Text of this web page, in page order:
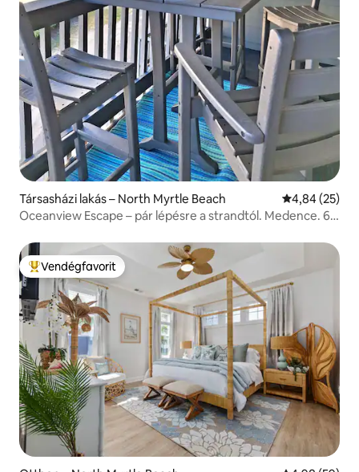
Társasházi lakás – North Myrtle Beach Átlagos
4,84 (25)
Oceanview Escape – pár lépésre a strandtól. Medence. 6
Kiemelt vendégfavorit
Vendégfavorit